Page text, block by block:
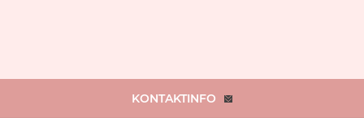
KONTAKTINFO